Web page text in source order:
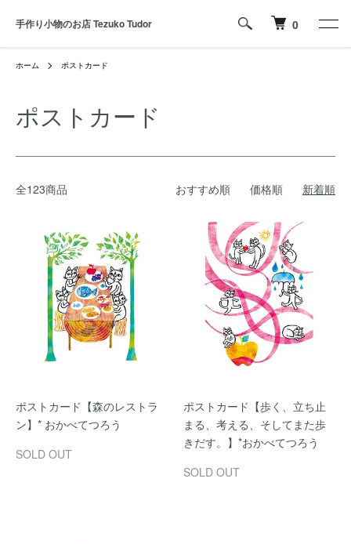
手作り小物のお店 Tezuko Tudor 0
ホーム ポストカード
ポストカード
全123商品 おすすめ順 価格順 新着順
ポストカード【森のレストラ
ン】* おかべてつろう
SOLD OUT
ポストカード【歩く、立ち止
まる、考える、そしてまた歩
きだす。】*おかべてつろう
SOLD OUT